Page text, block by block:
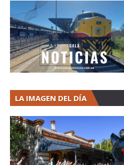
LA IMAGEN DEL DÍA